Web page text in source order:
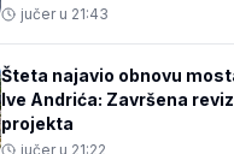
jučer u 21:43
Šteta najavio obnovu
Ive Andrića: Završena
projekta
jučer u 21:22